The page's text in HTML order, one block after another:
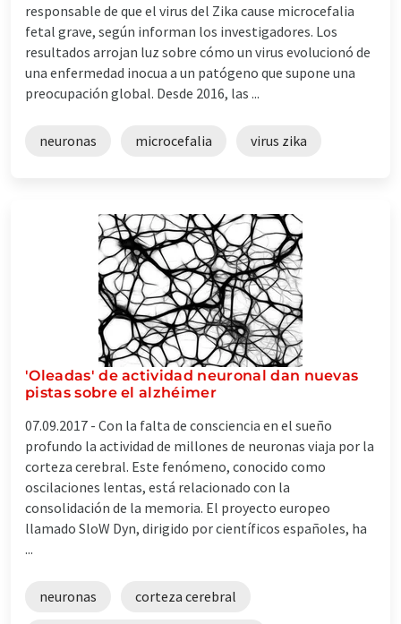
responsable de que el virus del Zika cause microcefalia
fetal grave, según informan los investigadores. Los
resultados arrojan luz sobre cómo un virus evolucionó de
una enfermedad inocua a un patógeno que supone una
preocupación global. Desde 2016, las ...
neuronas microcefalia virus zika
'Oleadas' de actividad neuronal dan nuevas
pistas sobre el alzhéimer
07.09.2017 - Con la falta de consciencia en el sueño
profundo la actividad de millones de neuronas viaja por la
corteza cerebral. Este fenómeno, conocido como
oscilaciones lentas, está relacionado con la
consolidación de la memoria. El proyecto europeo
llamado SloW Dyn, dirigido por científicos españoles, ha
...
neuronas corteza cerebral